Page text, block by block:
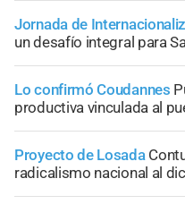
Jornada de
un desafío integral para
Lo confirmó Coudannes
productiva vinculada al
Proyecto de Losada
radicalismo nacional al